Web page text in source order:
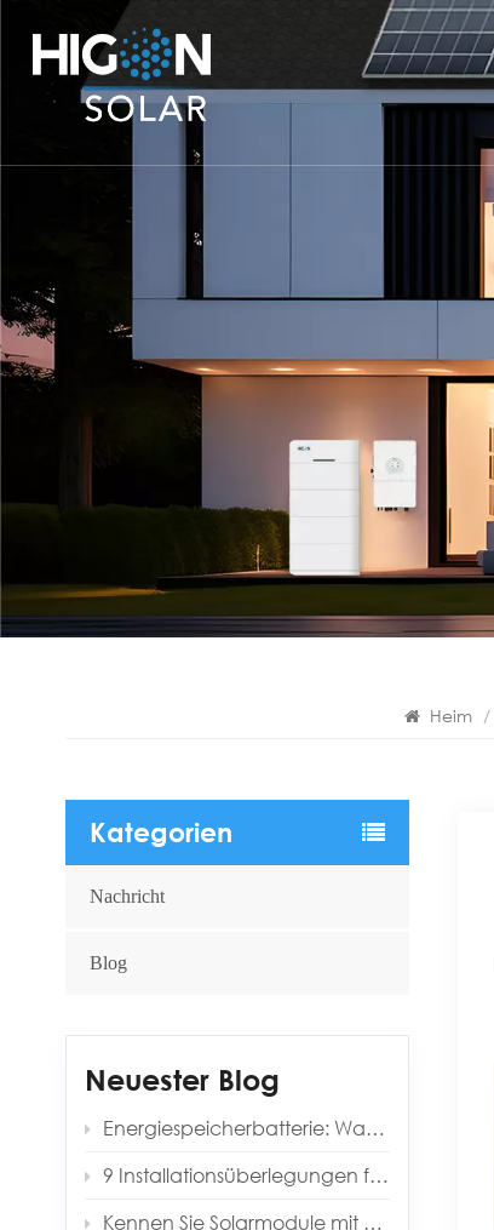
Heim /
Kategorien
Nachricht
Blog
Neuester Blog
Energiespeicherbatterie: Warum sind es immer 0,5 °C?
9 Installationsüberlegungen für die Installation eines Energiespeichersystems
Kennen Sie Solarmodule mit Heterojunction-Technologie (HJT)?